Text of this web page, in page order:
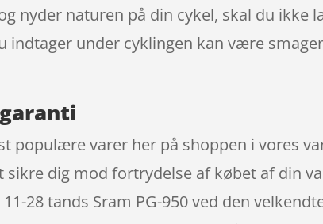
nyder naturen på din cykel, skal du ikke
indtager under cyklingen kan være
populære varer her på shoppen i vores
dig mod fortrydelse af købet af din
28 tands Sram PG-950 ved den